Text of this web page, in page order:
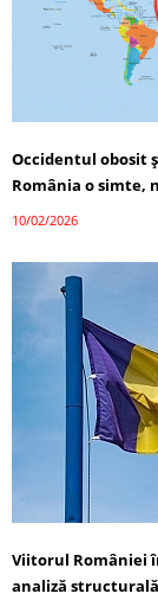
Occidentul obosit
România o simte,
10/02/2026
Viitorul României
analiză